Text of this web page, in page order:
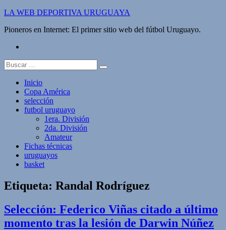
Saltar
contenido
LA WEB DEPORTIVA URUGUAYA
Pioneros en Internet: El primer sitio web del fútbol Uruguayo.
Buscar:
Inicio
Copa América
selección
futbol uruguayo
1era. División
2da. División
Amateur
Fichas técnicas
uruguayos
basket
Etiqueta: Randal Rodríguez
Selección: Federico Viñas citado a último
momento tras la lesión de Darwin Núñez